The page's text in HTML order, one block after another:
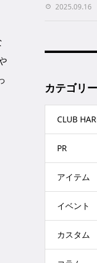
2025.09.16
カテゴリー
CLUB
PR
アイテム
イベント
カスタム